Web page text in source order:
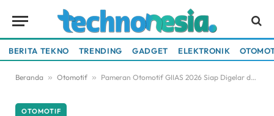
BERITA TEKNO TRENDING GADGET ELEKTRONIK
Beranda » Otomotif » Pameran Otomotif GIIAS 2026 Siap Digelar dengan Tema Baru
OTOMOTIF